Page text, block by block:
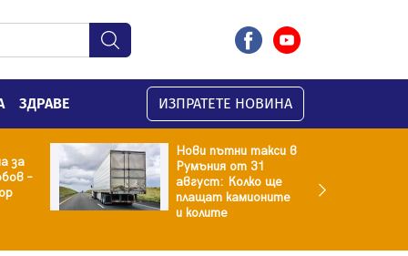
ЗДРАВЕ ИЗПРАТЕТЕ НОВИНА
за
–
Нови пътни такси в
Румъния от 31
август: Колко ще
плащат камионите
и колите